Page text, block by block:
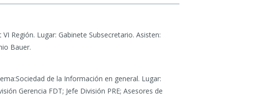
Región. Lugar: Gabinete Subsecretario. Asisten:
Bauer.
de la Información en general. Lugar:
Gerencia FDT; Jefe División PRE; Asesores de